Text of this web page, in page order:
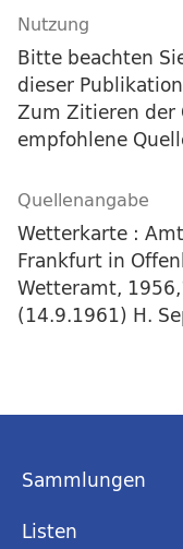
Nutzung
Bitte beachten
dieser
Zum Zitieren der
empfohlene
Quellenangabe
Wetterkarte :
Frankfurt in
Wetteramt,
(14.9.1961) H.
Sammlungen
Listen